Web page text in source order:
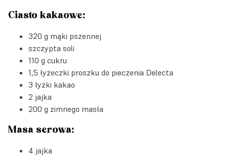
Ciasto kakaowe:
320 g mąki pszennej
szczypta soli
110 g cukru
1,5 łyżeczki proszku do pieczenia Delecta
3 łyżki kakao
2 jajka
200 g zimnego masła
Masa serowa:
4 jajka